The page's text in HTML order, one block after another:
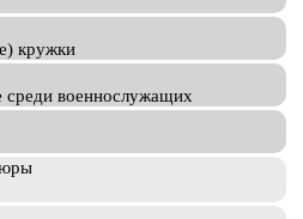
кружки
среди военнослужащих